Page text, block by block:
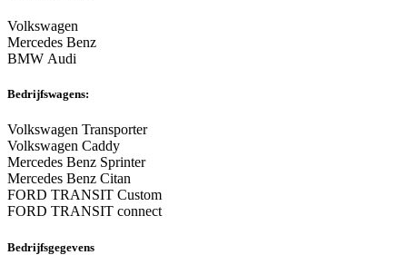
Volkswagen
Mercedes Benz
BMW Audi
Bedrijfswagens:
Volkswagen Transporter
Volkswagen Caddy
Mercedes Benz Sprinter
Mercedes Benz Citan
FORD TRANSIT Custom
FORD TRANSIT connect
Bedrijfsgegevens